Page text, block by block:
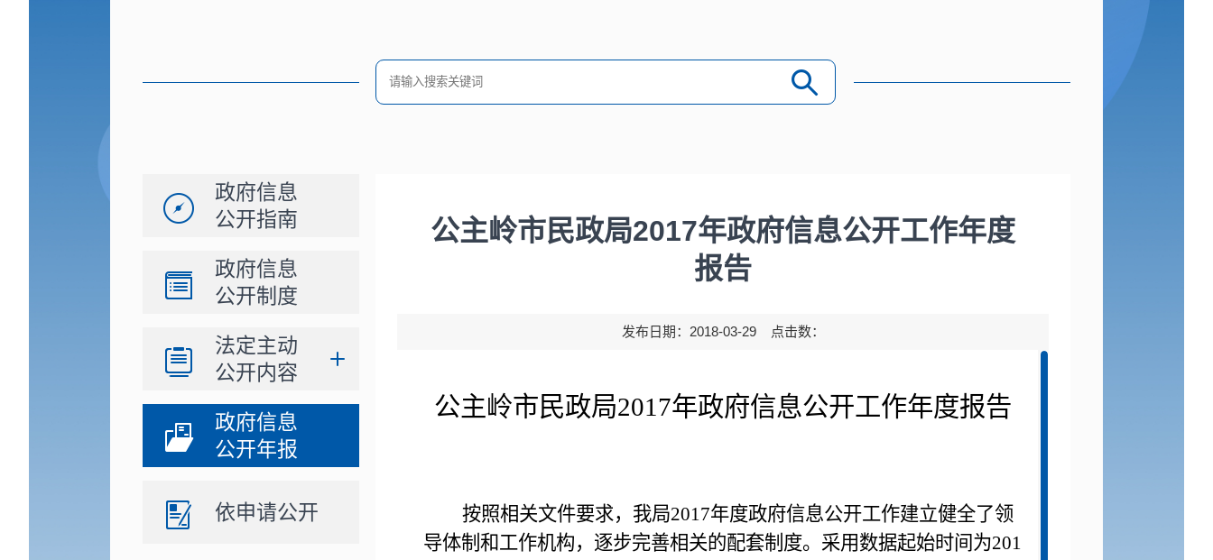
政府信息
公开指南
政府信息
公开制度
法定主动
公开内容
政府信息
公开年报
依申请公开
公主岭市民政局2017年政府信息公开工作年度
报告
发布日期：2018-03-29 点击数：
公主岭市民政局2017年政府信息公开工作年度报告
按照相关文件要求，我局2017年度政府信息公开工作建立健全了领
导体制和工作机构，逐步完善相关的配套制度。采用数据起始时间为201